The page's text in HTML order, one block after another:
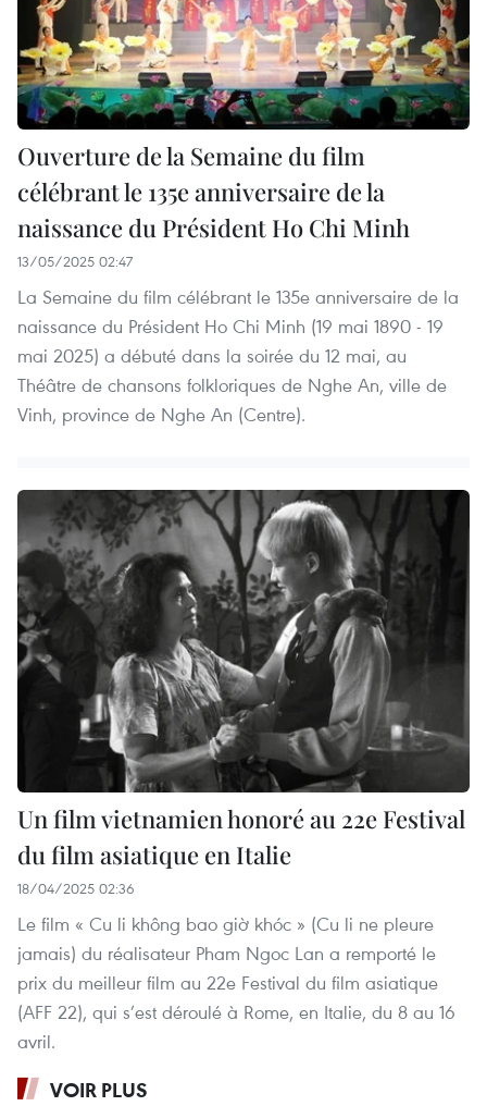
Ouverture de la Semaine du film
célébrant le 135e anniversaire de la
naissance du Président Ho Chi Minh
13/05/2025 02:47
La Semaine du film célébrant le 135e anniversaire de la
naissance du Président Ho Chi Minh (19 mai 1890 - 19
mai 2025) a débuté dans la soirée du 12 mai, au
Théâtre de chansons folkloriques de Nghe An, ville de
Vinh, province de Nghe An (Centre).
Un film vietnamien honoré au 22e Festival
du film asiatique en Italie
18/04/2025 02:36
Le film « Cu li không bao giờ khóc » (Cu li ne pleure
jamais) du réalisateur Pham Ngoc Lan a remporté le
prix du meilleur film au 22e Festival du film asiatique
(AFF 22), qui s’est déroulé à Rome, en Italie, du 8 au 16
avril.
VOIR PLUS